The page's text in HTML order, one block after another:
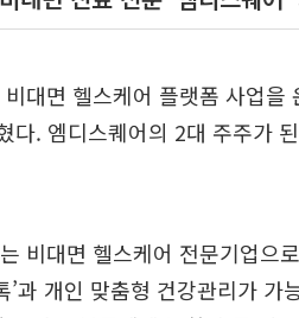
대면 헬스케어 플랫폼 사업
다. 엠디스퀘어의 2대 주주가
비대면 헬스케어 전문기업으
’과 개인 맞춤형 건강관리가 가